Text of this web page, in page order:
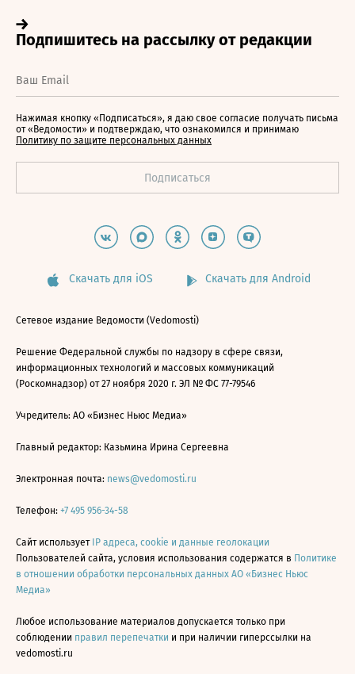
Нажимая кнопку «Подписаться», я даю свое согласие получать письма
от «Ведомости» и подтверждаю, что ознакомился и принимаю
Политику по защите персональных данных
Скачать для iOS Скачать для Android
Сетевое издание Ведомости (Vedomosti)
Решение Федеральной службы по надзору в сфере связи,
информационных технологий и массовых коммуникаций
(Роскомнадзор) от 27 ноября 2020 г. ЭЛ № ФС 77-79546
Учредитель: АО «Бизнес Ньюс Медиа»
Главный редактор: Казьмина Ирина Сергеевна
Электронная почта: news@vedomosti.ru
Телефон: +7 495 956-34-58
Сайт использует IP адреса, cookie и данные геолокации
Пользователей сайта, условия использования содержатся в Политике
в отношении обработки персональных данных АО «Бизнес Ньюс
Медиа»
Любое использование материалов допускается только при
соблюдении правил перепечатки и при наличии гиперссылки на
vedomosti.ru